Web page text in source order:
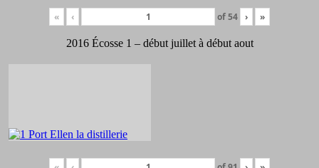
« ‹ of54 › »
2016 Écosse 1 – début juillet à début aout